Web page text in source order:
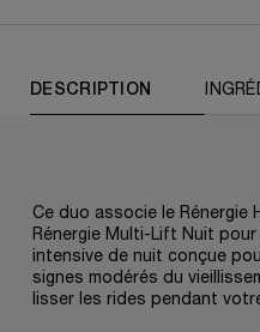
DESCRIPTION
Ce duo associe le Rénergie
Rénergie Multi-Lift Nuit
intensive de nuit conçue
signes modérés du
lisser les rides pendant